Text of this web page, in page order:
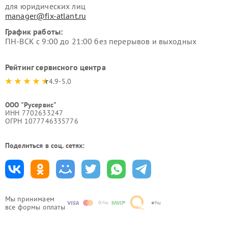
Мы принимаем
все формы оплаты
для юридических лиц
manager@fix-atlant.ru
График работы:
ПН-ВСК с 9:00 до 21:00 без перерывов и выходных
Рейтинг сервисного центра
4.9-5.0
ООО "Русервис"
ИНН 7702633247
ОГРН 1077746335776
Поделиться в соц. сетях: